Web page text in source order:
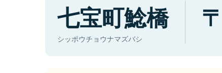
七宝町鯰橋
シッポウチョウナマズバシ